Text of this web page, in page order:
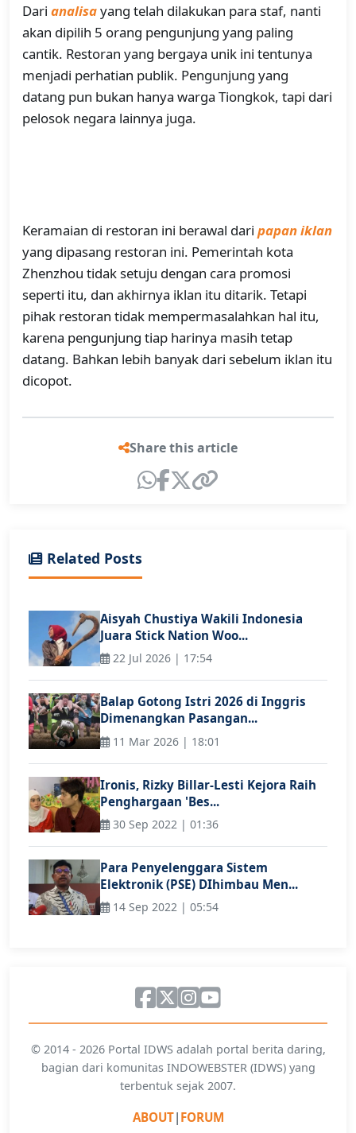
Dari analisayang telah dilakukan para staf, nanti
akan dipilih 5 orang pengunjung yang paling
cantik. Restoran yang bergaya unik ini tentunya
menjadi perhatian publik. Pengunjung yang
datang pun bukan hanya warga Tiongkok, tapi dari
pelosok negara lainnya juga.
Keramaian di restoran ini berawal dari papan iklan
yang dipasang restoran ini. Pemerintah kota
Zhenzhou tidak setuju dengan cara promosi
seperti itu, dan akhirnya iklan itu ditarik. Tetapi
pihak restoran tidak mempermasalahkan hal itu,
karena pengunjung tiap harinya masih tetap
datang. Bahkan lebih banyak dari sebelum iklan itu
dicopot.
Share this article
Related Posts
Aisyah Chustiya Wakili Indonesia
Juara Stick Nation Woo...
22 Jul 2026 | 17:54
Balap Gotong Istri 2026 di Inggris
Dimenangkan Pasangan...
11 Mar 2026 | 18:01
Ironis, Rizky Billar-Lesti Kejora Raih
Penghargaan 'Bes...
30 Sep 2022 | 01:36
Para Penyelenggara Sistem
Elektronik (PSE) DIhimbau Men...
14 Sep 2022 | 05:54
© 2014 - 2026 Portal IDWS adalah portal berita daring,
bagian dari komunitas INDOWEBSTER (IDWS) yang
terbentuk sejak 2007.
ABOUT| FORUM